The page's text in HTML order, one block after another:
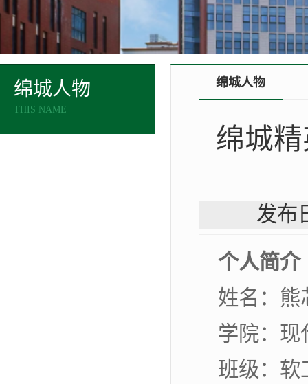
绵城人物
THIS NAME
绵城人物
绵城
发
个人简介
姓名：熊
学院：现
班级：软